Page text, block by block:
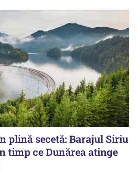
plină secetă: Barajul Siriu
timp ce Dunărea atinge